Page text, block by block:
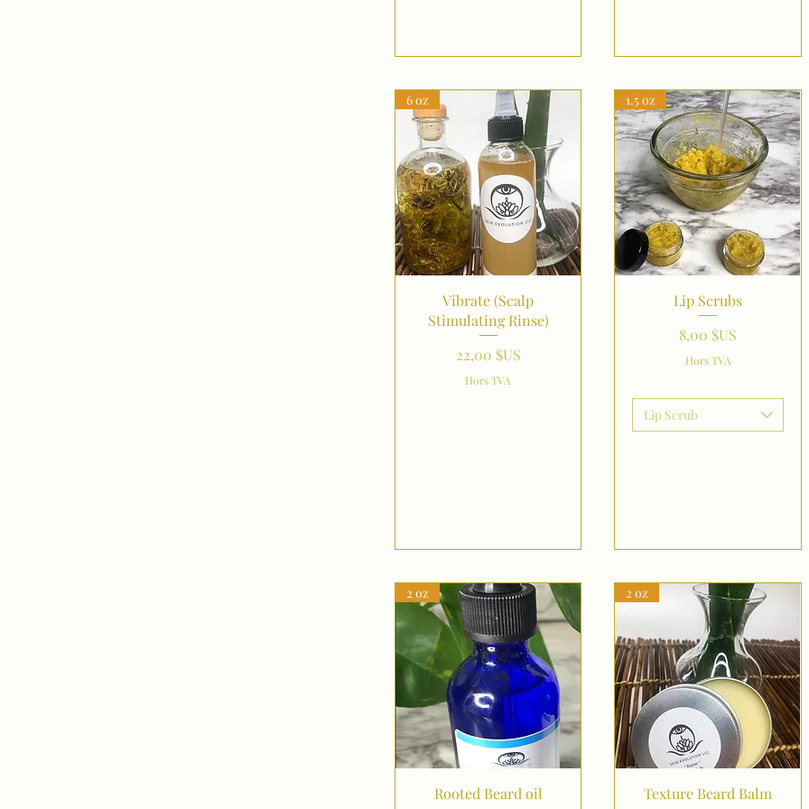
Aperçu rapide
6 oz
Vibrate (Scalp
Stimulating Rinse)
Prix
22,00 $US
Hors TVA
Aperçu rapide
1.5 oz
Lip Scrubs
Prix
8,00 $US
Hors TVA
Lip Scrub
Aperçu rapide
2 oz
Rooted Beard oil
Aperçu rapide
2 oz
Texture Beard Balm